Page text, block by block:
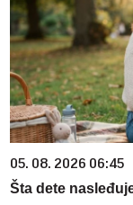
05. 08. 2026 06:45
Šta dete